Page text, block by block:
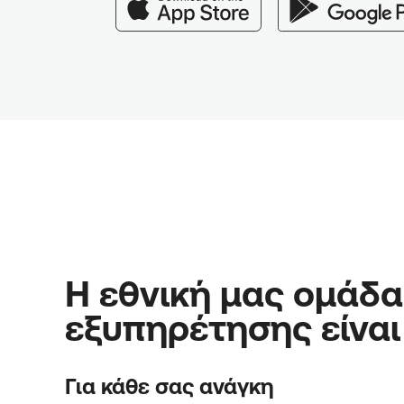
Η εθνική μας ομάδα
εξυπηρέτησης
Για κάθε σας ανάγκη